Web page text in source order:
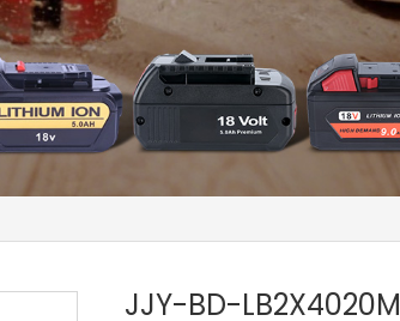
JJY-BD-LB2X4020M